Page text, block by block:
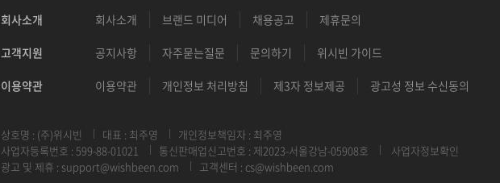
회사소개 회사소개 브랜드 미디어 채용공고 제휴문의
고객지원 공지사항 자주묻는질문 문의하기 위시빈 가이드
이용약관 이용약관 개인정보 처리방침 제3자 정보제공 광고성 정보 수신동의
상호명 : (주)위시빈 대표 : 최주영
개인정보책임자 : 최주영
사업자등록번호 : 599-88-01021
통신판매업신고번호 : 제2023-서울강남-05908호
사업자정보확인
광고 및 제휴 : support@wishbeen.com 고객센터 : cs@wishbeen.com